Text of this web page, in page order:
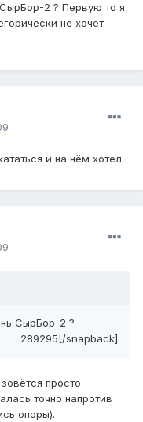
СырБор-2 ? Первую то я
не хочет
и на нём хотел.
СырБор-2 ?
289295[/snapback]
просто
точно напротив
опоры).